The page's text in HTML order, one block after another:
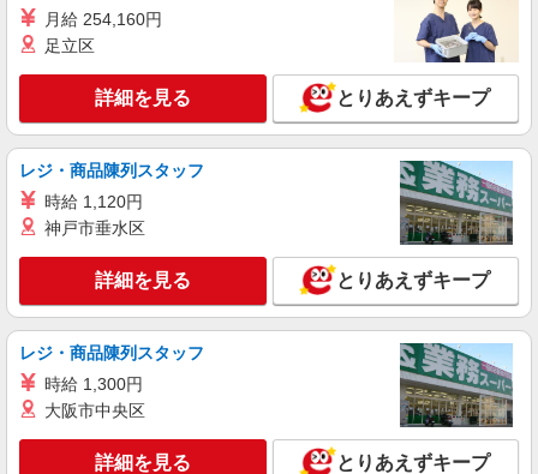
派遣社員
株式会社iDA（16054633）
ランジェリー販売
時給1500円〜1600円 ご経験・スキルにより考
慮致します
東京都足立区 東武伊勢崎線「西新井駅」西口
キープ 詳細を見る
派遣社員
株式会社iDA（16064520）
アパレル販売（レディース）
時給1600円〜1800円 ご経験・スキルにより優
遇 スマホでかんたんに前払いで給与が受け取れま
東京都足立区 北千住駅直結
月給 254,160円
足立区
詳細を見る とりあえずキープ
レジ・商品陳列スタッフ
時給 1,120円
神戸市垂水区
詳細を見る とりあえずキープ
レジ・商品陳列スタッフ
時給 1,300円
大阪市中央区
詳細を見る とりあえずキープ